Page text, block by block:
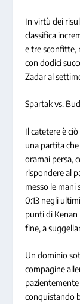
In virtù dei
classifica
e tre sconfitte,
con dodici
Zadar al
Spartak vs.
Il catetere è
una partita
oramai persa,
rispondere al
messo le mani
0:13 negli
punti di Kenan
fine, a
Un dominio
compagine
conquistando